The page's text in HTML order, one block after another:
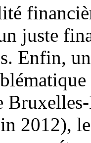
juste
Enfin,
2012),